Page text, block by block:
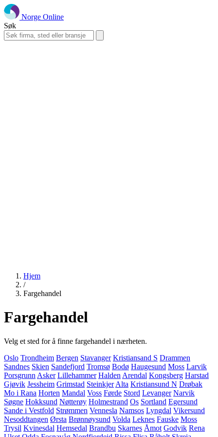
Norge Online
Søk
Hjem
/
Fargehandel
Fargehandel
Velg et sted for å finne fargehandel i nærheten.
Oslo Trondheim Bergen Stavanger Kristiansand S Drammen
Sandnes Skien Sandefjord Tromsø Bodø Haugesund Moss Larvik
Porsgrunn Asker Lillehammer Halden Arendal Kongsberg Harstad
Gjøvik Jessheim Grimstad Steinkjer Alta Kristiansund N Drøbak
Mo i Rana Horten Mandal Voss Førde Stord Levanger Narvik
Søgne Hokksund Nøtterøy Holmestrand Os Sortland Egersund
Sande i Vestfold Strømmen Vennesla Namsos Lyngdal Vikersund
Nesoddtangen Ørsta Brønnøysund Volda Leknes Fauske Moss
Trysil Kvinesdal Hemsedal Brandbu Skarnes Åmot Godvik Rena